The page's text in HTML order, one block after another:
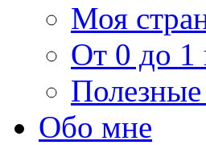
Моя
От 0 до 1
Обо мне